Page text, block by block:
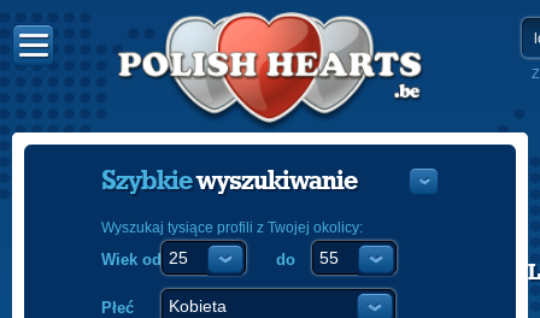
POLISH
Szybkiewyszukiwanie
Wyszukaj tysiące profili z Twojej okolicy:
Wiek od do
Płeć